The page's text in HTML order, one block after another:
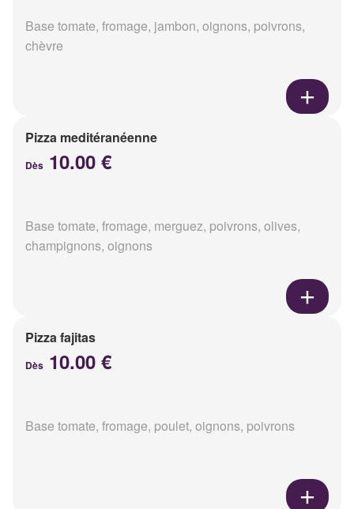
Base tomate, fromage, jambon, oignons, poivrons,
chèvre
Pizza meditéranéenne
Dès 10.00 €
Base tomate, fromage, merguez, poivrons, olives,
champignons, oignons
Pizza fajitas
Dès 10.00 €
Base tomate, fromage, poulet, oignons, poivrons